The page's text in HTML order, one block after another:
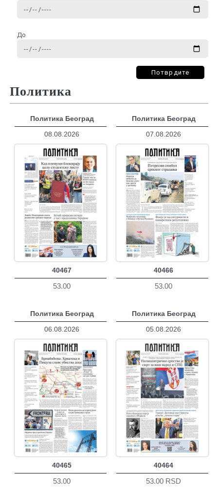
До
Потврдите
Политика
Политика Београд
08.08.2026
40467
53.00
Политика Београд
07.08.2026
40466
53.00
Политика Београд
06.08.2026
40465
53.00
Политика Београд
05.08.2026
40464
53.00 RSD